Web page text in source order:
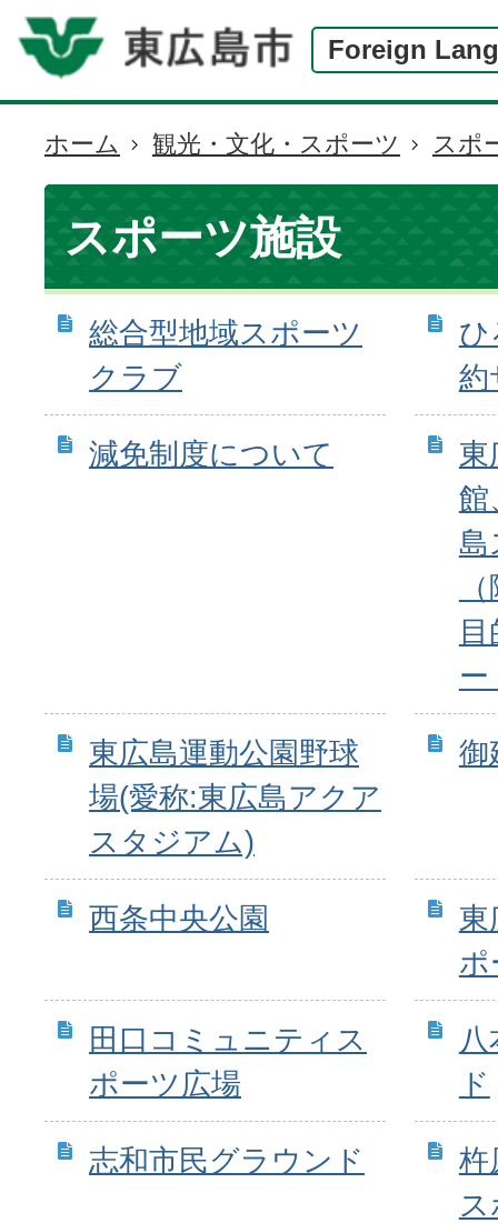
Foreign
現
在
位
置
ホーム 観光・文化・スポーツ スポ
スポーツ施設
総合型地域スポーツ
クラブ
ひ
約
減免制度について
東
館
島
ー
東広島運動公園野球
場(愛称:東広島アクア
スタジアム)
御
西条中央公園
東
ポ
田口コミュニティス
ポーツ広場
ド
志和市民グラウンド
杵